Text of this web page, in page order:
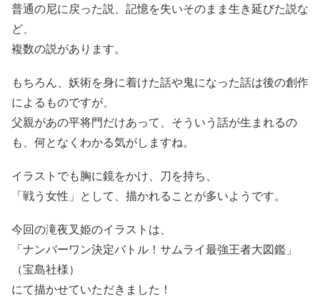
普通の尼に戻った説、記憶を失いそのまま生き延びた説な
ど、
複数の説があります。
もちろん、妖術を身に着けた話や鬼になった話は後の創作
によるものですが、
父親があの平将門だけあって、そういう話が生まれるの
も、何となくわかる気がしますね。
イラストでも胸に鏡をかけ、刀を持ち、
「戦う女性」として、描かれることが多いようです。
今回の滝夜叉姫のイラストは、
「ナンバーワン決定バトル！サムライ最強王者大図鑑」
（宝島社様）
にて描かせていただきました！